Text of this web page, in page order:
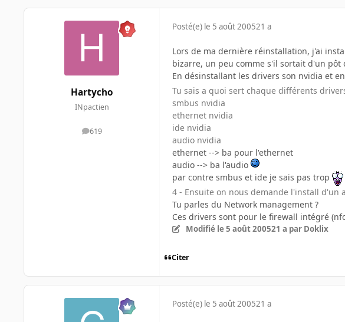
Hartycho
INpactien
619
messages
Posté(e) le 5 août 200521 a
Lors de ma dernière réinstallation, j'ai
bizarre, un peu comme s'il sortait d'un pôt
En désinstallant les drivers son nvidia et
Tu sais a quoi sert chaque différents
smbus nvidia
ethernet nvidia
ide nvidia
audio nvidia
ethernet --> ba pour l'ethernet
audio --> ba l'audio
par contre smbus et ide je sais pas trop
4 - Ensuite on nous demande l'install d'un
Tu parles du Network management ?
Ces drivers sont pour le firewall intégré
Modifié le 5 août 200521 a par Doklix
Citer
Posté(e) le 5 août 200521 a